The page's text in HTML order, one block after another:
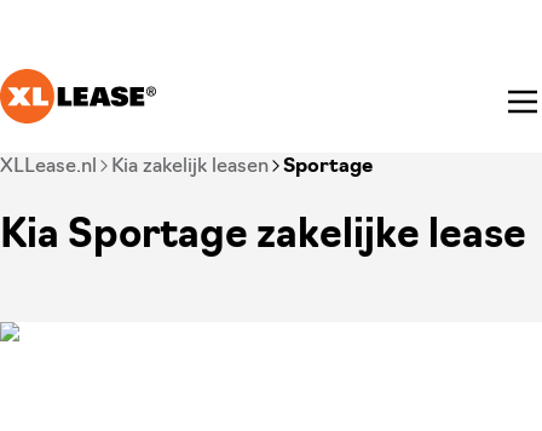
Je bent nu voorbij het hoofdmenu
XLLease.nl Kia zakelijk leasen Sportage
Kia Sportage zakelijke lease